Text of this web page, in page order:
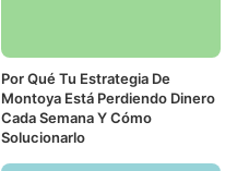
Por Qué Tu Estrategia De
Montoya Está Perdiendo Dinero
Cada Semana Y Cómo
Solucionarlo